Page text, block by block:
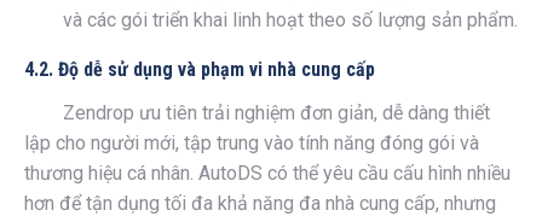
và các gói triển khai linh hoạt theo số lượng sản phẩm.
4.2. Độ dễ sử dụng và phạm vi nhà cung cấp
Zendrop ưu tiên trải nghiệm đơn giản, dễ dàng thiết
lập cho người mới, tập trung vào tính năng đóng gói và
thương hiệu cá nhân. AutoDS có thể yêu cầu cấu hình nhiều
hơn để tận dụng tối đa khả năng đa nhà cung cấp, nhưng